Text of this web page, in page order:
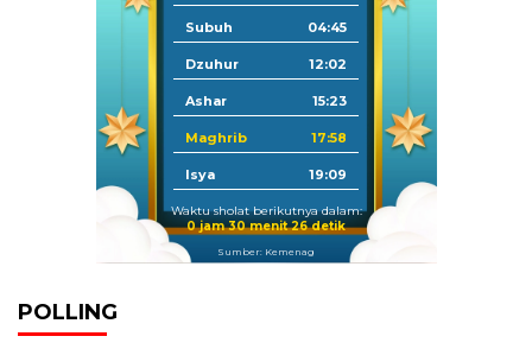
Subuh 04:45
Dzuhur 12:02
Ashar 15:23
Maghrib 17:58
Isya 19:09
Waktu sholat berikutnya dalam:
0 jam 30 menit 25 detik
Sumber: Kemenag
POLLING